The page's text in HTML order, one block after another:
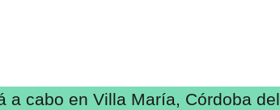
a cabo en Villa María, Córdoba del